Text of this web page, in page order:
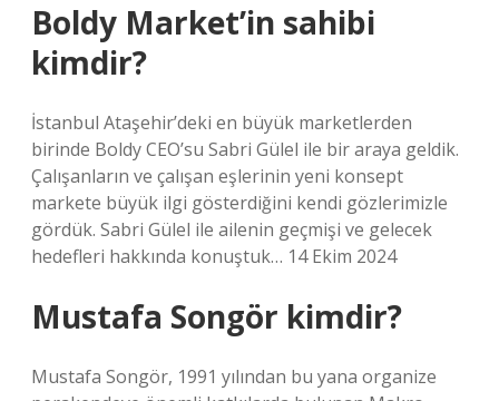
Boldy Market’in sahibi
kimdir?
İstanbul Ataşehir’deki en büyük marketlerden
birinde Boldy CEO’su Sabri Gülel ile bir araya geldik.
Çalışanların ve çalışan eşlerinin yeni konsept
markete büyük ilgi gösterdiğini kendi gözlerimizle
gördük. Sabri Gülel ile ailenin geçmişi ve gelecek
hedefleri hakkında konuştuk… 14 Ekim 2024
Mustafa Songör kimdir?
Mustafa Songör, 1991 yılından bu yana organize